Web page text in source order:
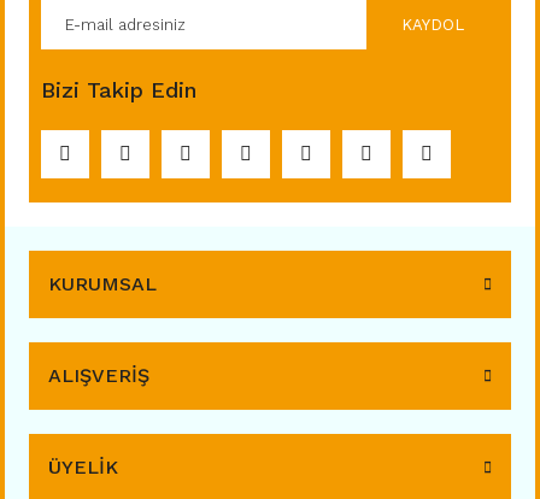
KAYDOL
Bizi Takip Edin
KURUMSAL
ALIŞVERİŞ
ÜYELİK